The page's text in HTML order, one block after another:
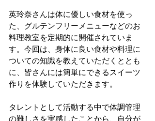
英玲奈さんは体に優しい食材を使っ
た、グルテンフリーメニューなどのお
料理教室を定期的に開催されていま
す。今回は、身体に良い食材や料理に
ついての知識を教えていただくととも
に、皆さんには簡単にできるスイーツ
作りを体験していただきます。
タレントとして活動する中で体調管理
の難しさを実感したことから、自分が